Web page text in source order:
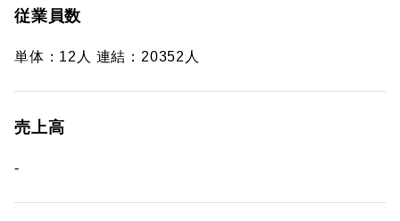
従業員数
単体：12人 連結：20352人
売上高
-